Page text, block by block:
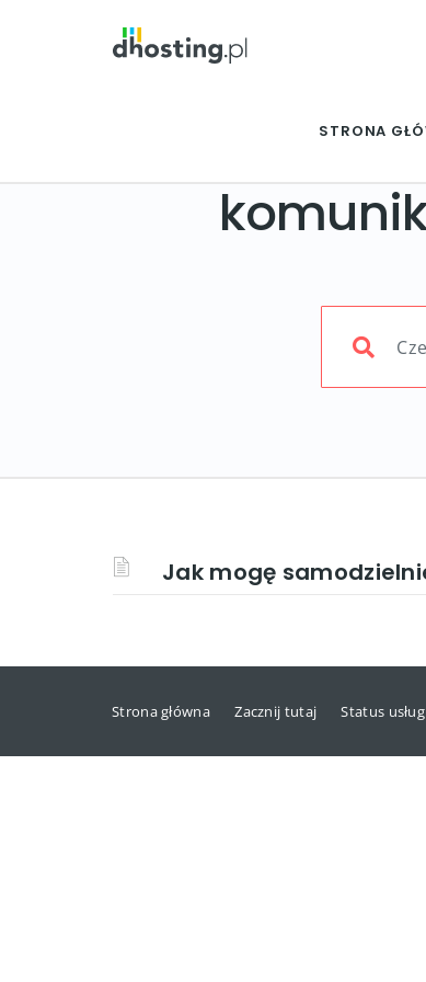
STRONA
Jak mogę
Strona główna Zacznij tutaj Status usług